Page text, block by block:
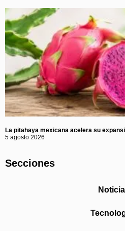
La pitahaya mexicana acelera su
5 agosto 2026
Secciones